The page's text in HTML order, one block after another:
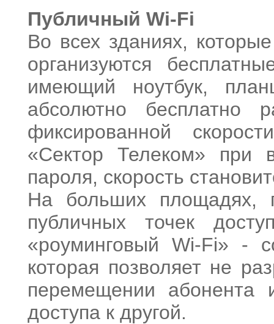
Публичный Wi-Fi
Во всех зданиях,
организуются
имеющий ноутбук,
абсолютно бесплатно
фиксированной
«Сектор Телеком» при
пароля, скорость
На больших площадях,
публичных точек
«роуминговый Wi-Fi» -
которая позволяет не
перемещении абонента
доступа к другой.